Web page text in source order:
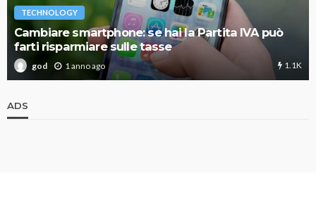
TECHNOLOGY
Cambiare smartphone: se hai la Partita IVA può
farti risparmiare sulle tasse
god 1 anno ago 1.1K
ADS